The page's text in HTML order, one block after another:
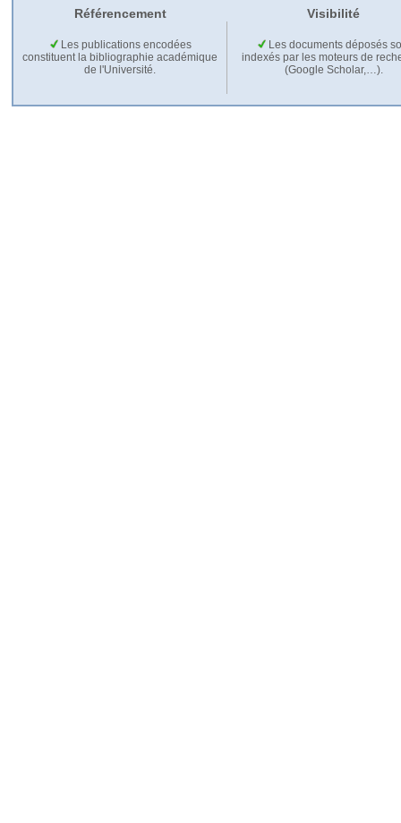
Référencement Visibilité
Les publications encodées
constituent la bibliographie académique
de l'Université.
Les documents déposés
indexés par les moteurs de
(Google Scholar,…).